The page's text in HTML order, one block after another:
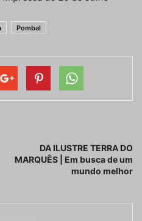
Pombal
DA ILUSTRE TERRA DO
MARQUÊS | Em busca de um
mundo melhor